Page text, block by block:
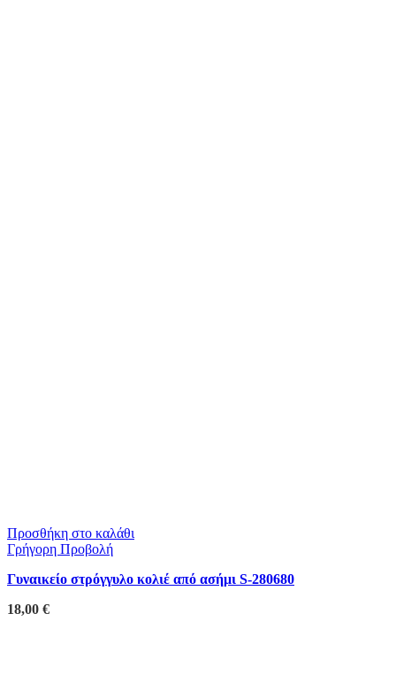
Προσθήκη στο καλάθι
Γρήγορη Προβολή
Γυναικείο στρόγγυλο κολιέ από ασήμι S-280680
18,00 €